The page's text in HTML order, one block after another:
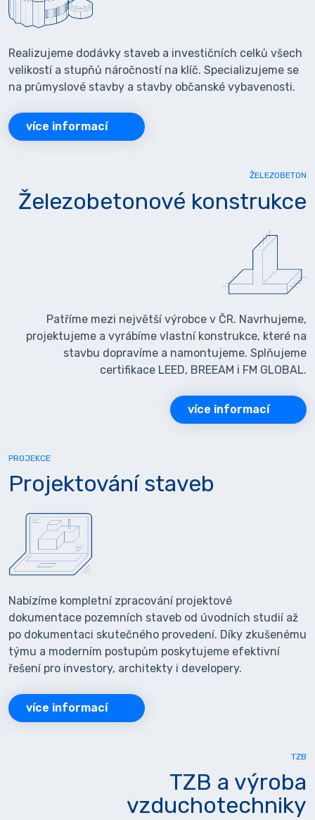
více informací
Realizujeme dodávky staveb a investičních celků všech
velikostí a stupňů náročností na klíč. Specializujeme se
na průmyslové stavby a stavby občanské vybavenosti.
ŽELEZOBETON
Železobetonové konstrukce
více informací
Patříme mezi největší výrobce v ČR. Navrhujeme,
projektujeme a vyrábíme vlastní konstrukce, které na
stavbu dopravíme a namontujeme. Splňujeme
certifikace LEED, BREEAM i FM GLOBAL.
PROJEKCE
Projektování staveb
více informací
Nabízíme kompletní zpracování projektové
dokumentace pozemních staveb od úvodních studií až
po dokumentaci skutečného provedení. Díky zkušenému
týmu a moderním postupům poskytujeme efektivní
řešení pro investory, architekty i developery.
TZB
TZB a výroba
vzduchotechniky